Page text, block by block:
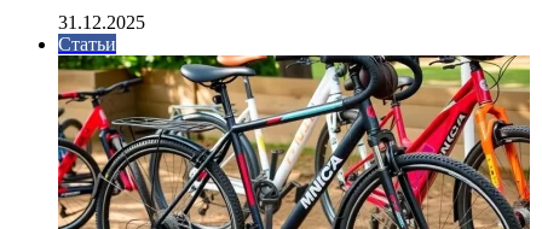
31.12.2025
Статьи